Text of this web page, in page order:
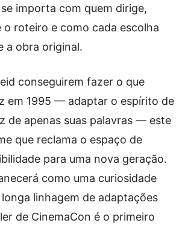
importa com quem dirige,
o roteiro e como cada escolha
a obra original.
conseguirem fazer o que
em 1995 — adaptar o espírito de
de apenas suas palavras — este
que reclama o espaço de
para uma nova geração.
como uma curiosidade
linhagem de adaptações
de CinemaCon é o primeiro